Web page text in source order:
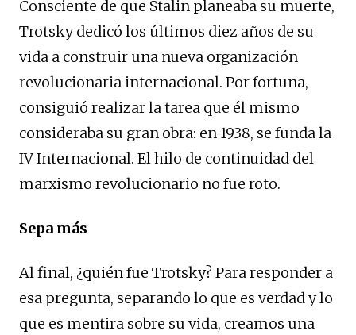
Consciente de que Stalin planeaba su muerte,
Trotsky dedicó los últimos diez años de su
vida a construir una nueva organización
revolucionaria internacional. Por fortuna,
consiguió realizar la tarea que él mismo
consideraba su gran obra: en 1938, se funda la
IV Internacional. El hilo de continuidad del
marxismo revolucionario no fue roto.
Sepa más
Al final, ¿quién fue Trotsky? Para responder a
esa pregunta, separando lo que es verdad y lo
que es mentira sobre su vida, creamos una